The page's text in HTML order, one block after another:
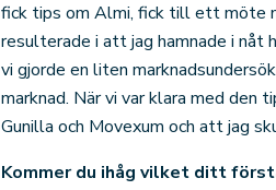
fick tips om Almi, fick till ett möte
resulterade i att jag hamnade i nåt
vi gjorde en liten
marknad. När vi var klara med den
Gunilla och Movexum och att jag
Kommer du ihåg vilket ditt